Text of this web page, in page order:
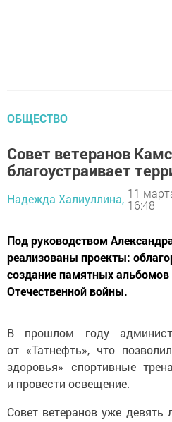
ОБЩЕСТВО
Совет ветеранов
благоустраивает
Надежда Халиуллина, 11
16:48
Под руководством
реализованы проекты:
создание памятных альбомов
Отечественной войны.
В прошлом году
от «Татнефть», что
здоровья» спортивные
и провести освещение.
Совет ветеранов уже девять